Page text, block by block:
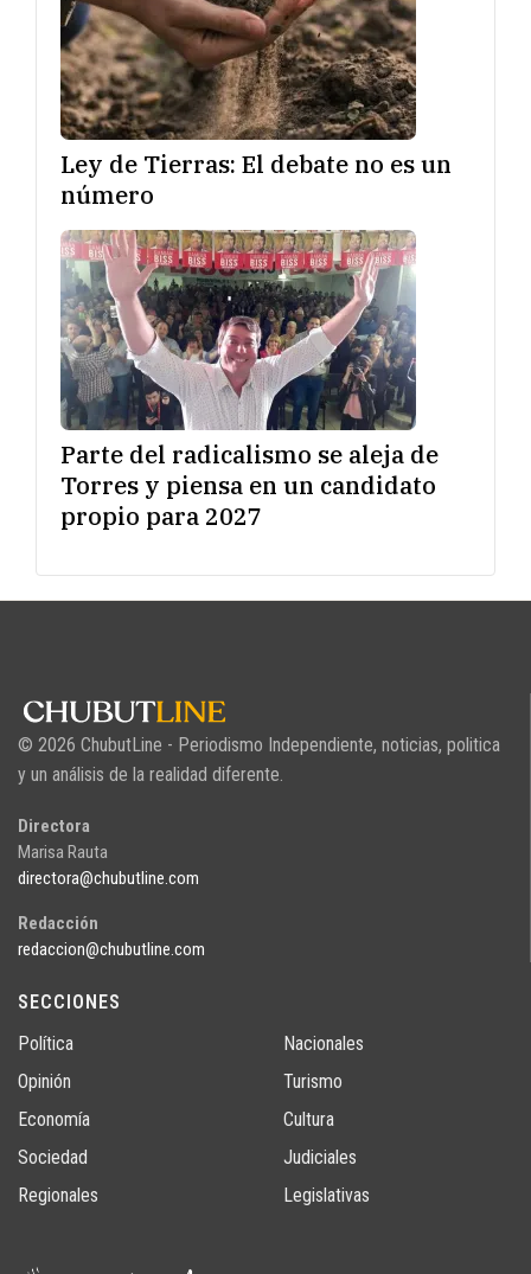
Ley de Tierras: El debate no es un
número
Parte del radicalismo se aleja de
Torres y piensa en un candidato
propio para 2027
© 2026 ChubutLine - Periodismo Independiente, noticias, politica
y un análisis de la realidad diferente.
Directora
Marisa Rauta
directora@chubutline.com
Redacción
redaccion@chubutline.com
SECCIONES
Política
Opinión
Economía
Sociedad
Regionales
Nacionales
Turismo
Cultura
Judiciales
Legislativas